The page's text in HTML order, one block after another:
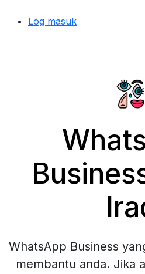
Log masuk
WhatsApp Business
membantu anda. Jika